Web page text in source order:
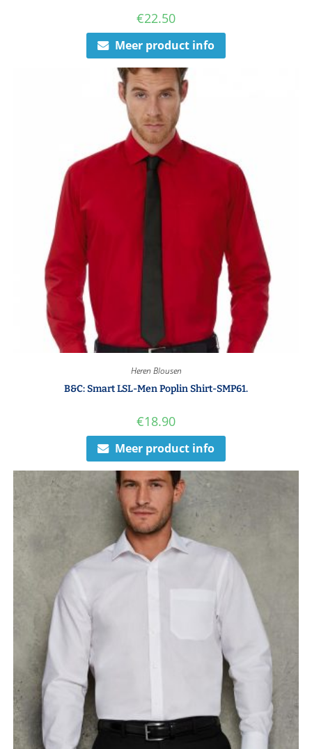
€22.50
Meer product info
Heren Blousen
B&C: Smart LSL-Men Poplin Shirt-SMP61.
€18.90
Meer product info